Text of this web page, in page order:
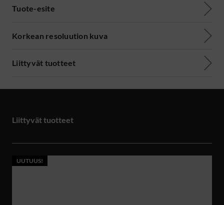
Tuote-esite
Korkean resoluution kuva
Liittyvät tuotteet
Liittyvät tuotteet
UUTUUS!